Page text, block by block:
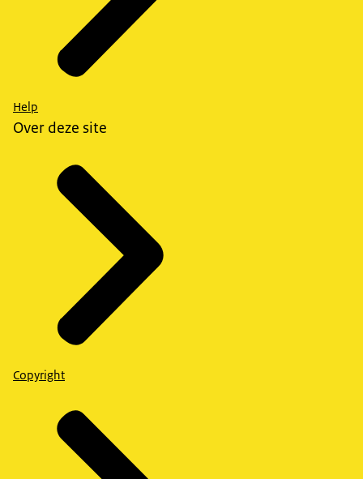
Help
Over deze site
Copyright